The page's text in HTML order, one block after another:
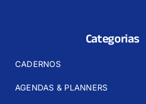
Categorias
CADERNOS
AGENDAS & PLANNERS